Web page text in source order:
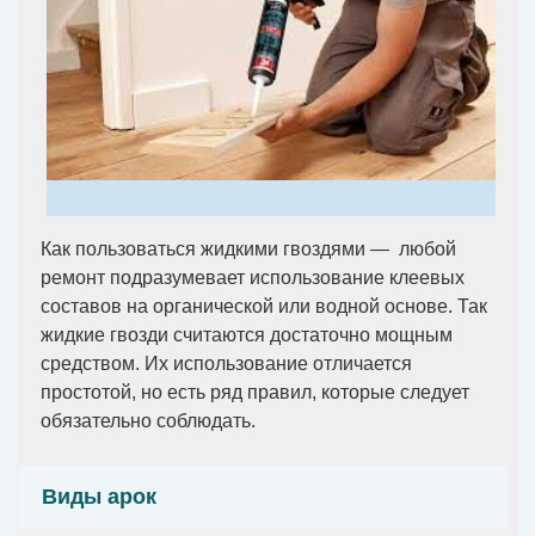
Как пользоваться жидкими гвоздями — любой
ремонт подразумевает использование клеевых
составов на органической или водной основе. Так
жидкие гвозди считаются достаточно мощным
средством. Их использование отличается
простотой, но есть ряд правил, которые следует
обязательно соблюдать.
Виды арок